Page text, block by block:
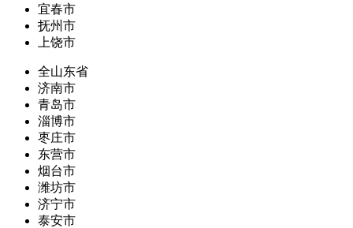
宜春市
抚州市
上饶市
全山东省
济南市
青岛市
淄博市
枣庄市
东营市
烟台市
潍坊市
济宁市
泰安市